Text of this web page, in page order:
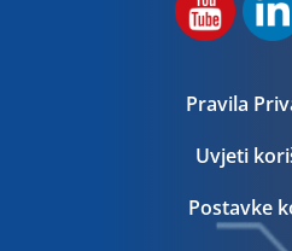
Pravila
Uvjeti
Postavke